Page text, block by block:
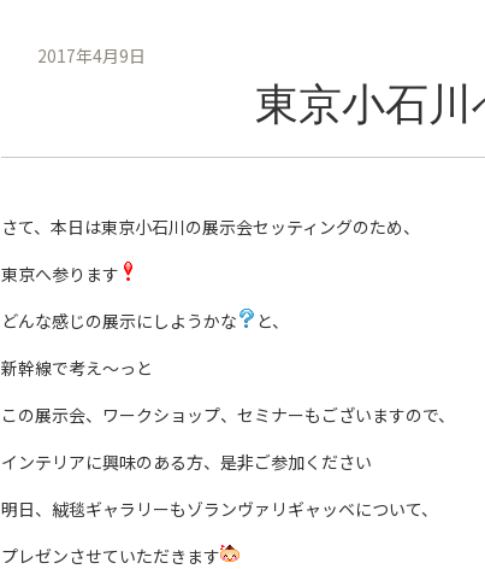
2017年4月9日
東京小石川
さて、本日は東京小石川の展示会セッティングのため、
東京へ参ります
どんな感じの展示にしようかな
と、
新幹線で考え〜っと
この展示会、ワークショップ、セミナーもございますので、
インテリアに興味のある方、是非ご参加ください
明日、絨毯ギャラリーもゾランヴァリギャッベについて、
プレゼンさせていただきます